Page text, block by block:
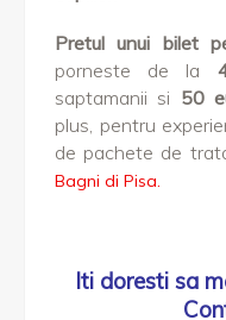
Pretul unui bilet
porneste de la
saptamanii si 50
plus, pentru
de pachete de
Bagni di Pisa.
Iti doresti sa